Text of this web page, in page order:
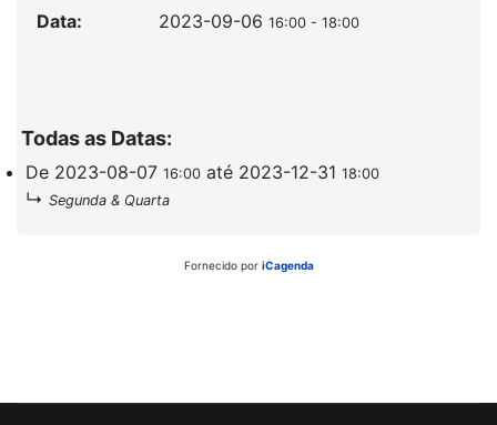
Data:
2023-09-06 16:00 -18:00
Todas as Datas:
De 2023-08-07 16:00 até 2023-12-31 18:00
↳Segunda & Quarta
Fornecido por iCagenda